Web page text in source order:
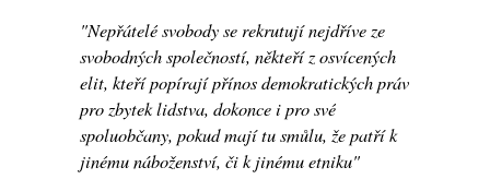
"Nepřátelé svobody se rekrutují nejdříve ze
svobodných společností, někteří z osvícených
elit, kteří popírají přínos demokratických práv
pro zbytek lidstva, dokonce i pro své
spoluobčany, pokud mají tu smůlu, že patří k
jinému náboženství, či k jinému etniku"